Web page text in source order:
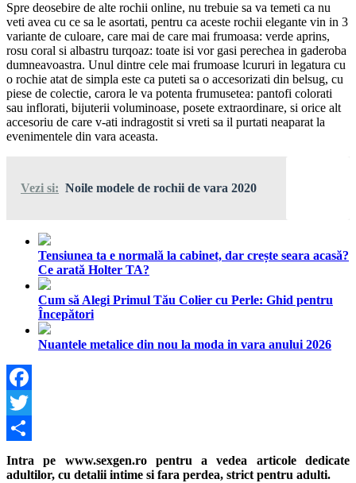
Spre deosebire de alte rochii online, nu trebuie sa va temeti ca nu
veti avea cu ce sa le asortati, pentru ca aceste rochii elegante vin in 3
variante de culoare, care mai de care mai frumoasa: verde aprins,
rosu coral si albastru turqoaz: toate isi vor gasi perechea in gaderoba
dumneavoastra. Unul dintre cele mai frumoase lcururi in legatura cu
o rochie atat de simpla este ca puteti sa o accesorizati din belsug, cu
piese de colectie, carora le va potenta frumusetea: pantofi colorati
sau inflorati, bijuterii voluminoase, posete extraordinare, si orice alt
accesoriu de care v-ati indragostit si vreti sa il purtati neaparat la
evenimentele din vara aceasta.
Vezi si: Noile modele de rochii de vara 2020
Tensiunea ta e normală la cabinet, dar crește seara acasă?
Ce arată Holter TA?
Cum să Alegi Primul Tău Colier cu Perle: Ghid pentru
Începători
Nuantele metalice din nou la moda in vara anului 2026
Facebook
Twitter
Share
Intra pe www.sexgen.ro pentru a vedea articole dedicate
adultilor, cu detalii intime si fara perdea, strict pentru adulti.